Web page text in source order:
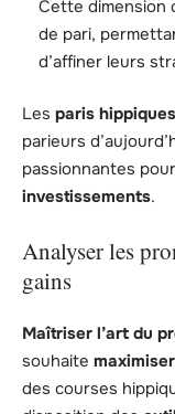
Cette dimension
de pari,
d’affiner leurs
Les paris hippiques
parieurs
passionnantes
investissements.
Analyser les
gains
Maîtriser l’art du
souhaite
des courses